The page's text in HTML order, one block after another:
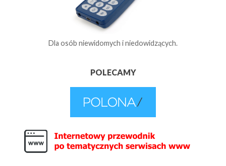
Dla osób niewidomych i niedowidzących.
POLECAMY